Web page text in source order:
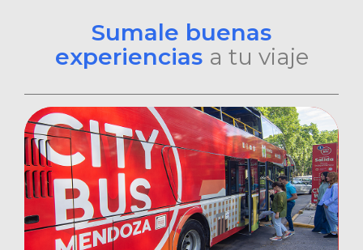
Sumale buenas
experiencias a tu viaje